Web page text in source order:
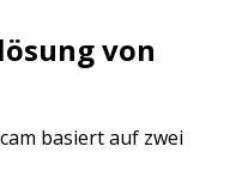
von
basiert auf zwei